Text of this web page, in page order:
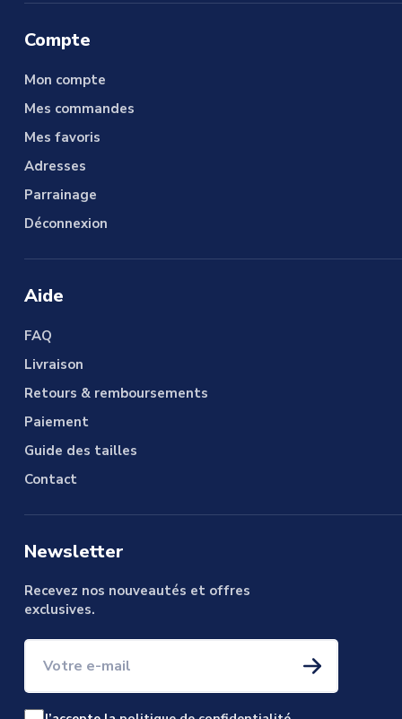
Compte
Mon compte
Mes commandes
Mes favoris
Adresses
Parrainage
Déconnexion
Aide
FAQ
Livraison
Retours & remboursements
Paiement
Guide des tailles
Contact
Newsletter
Recevez nos nouveautés et offres
exclusives.
Votre e-mail